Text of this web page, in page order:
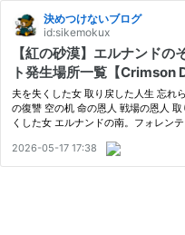
決めつけないブログ
id:sikemokux
【紅の砂漠】エルナンドの
ト発生場所一覧【Crimson
夫を失くした女 取り戻した人生 忘れ
の復讐 空の机 命の恩人 戦場の恩人
くした女 エルナンドの南。フォレン
れない感謝 エルナンドの街の南東、
2026-05-17 17:38